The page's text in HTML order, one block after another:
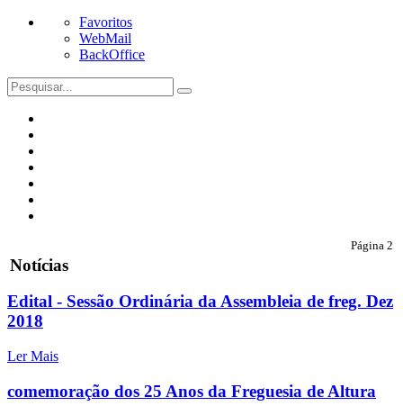
Favoritos
WebMail
BackOffice
Notícias
Página 2
Edital - Sessão Ordinária da Assembleia de freg. Dez
2018
Ler Mais
comemoração dos 25 Anos da Freguesia de Altura